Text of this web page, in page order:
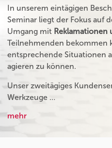
In unserem eintägigen
Seminar liegt der Fokus auf
Umgang mit Reklamationen
Teilnehmenden bekommen
entsprechende Situationen
agieren zu können.
Unser zweitägiges
Werkzeuge …
mehr